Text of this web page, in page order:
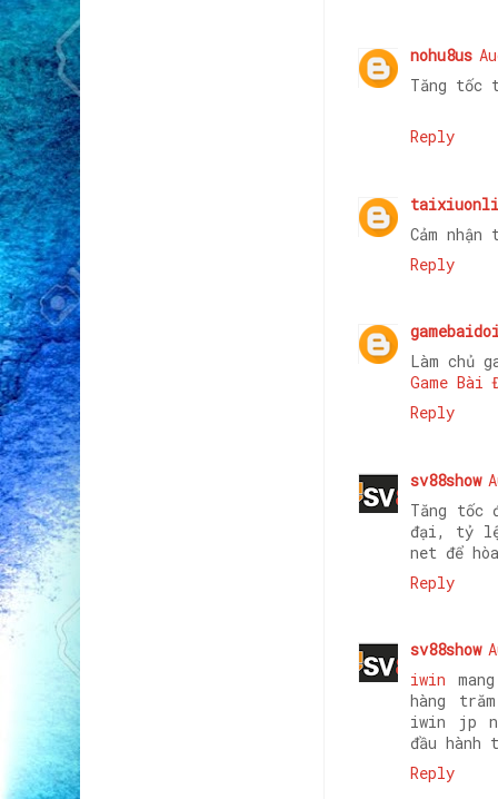
nohu8us
Tăng tốc
Reply
Cảm
Reply
Làm chủ
Game Bài
Reply
sv88show
Tăng tốc
đại, tỷ lệ
net để
Reply
sv88show
iwin
hàng
iwin jp
đầu
Reply